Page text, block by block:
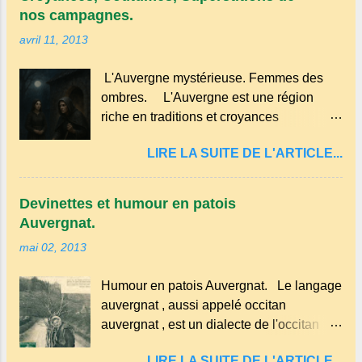
tarte à la bouillie est née de la sobriété
poulailler et la farine du grenier. Pas de
fioritures ...
acidulée. il est facile et rapide à réaliser.
Millard aux cerises. Prévoyez 500 g de
de farine, 50g de sucre un verre de lait, 1
pincée de sel et 30 g de beurre.
Commencez par équeuter les cerises
passez les sous l'eau rapidement, puis
séchez-les sur un torchon.
nos campagnes.
avril 11, 2013
L'Auvergne mystérieuse. Femmes des
ombres. L'Auvergne est une région
riche en traditions et croyances
croyances qui ont marqué ses
campagnes : Superstitions : Le pain
convives tourne son pain à l’envers, les
aperçoit, il remet le pain sur le bon coté,
mais il doit payer autant de bouteilles de
vin qu’il y a de couteaux ou de fourchettes
LIRE LA SUITE DE L'ARTICLE...
Devinettes et humour en patois
Auvergnat.
mai 02, 2013
Humour en patois Auvergnat. Le langage
auvergnat , aussi appelé occitan
auvergnat , est un dialecte de l'occitan